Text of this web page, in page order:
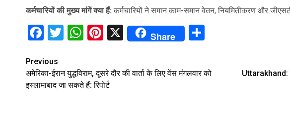
कर्मचारियों की मुख्य मांगें क्या हैं: कर्मचारियों ने समान काम-समान वेतन, नियमितीकरण और
Facebook
Twitter
WhatsApp
Pinterest
X Share
Continue
Reading
Previous
अमेरिका-ईरान युद्धविराम, दूसरे दौर की वार्ता के लिए वेंस मंगलवार को
इस्लामाबाद जा सकते हैं: रिपोर्ट
Uttarakhand: